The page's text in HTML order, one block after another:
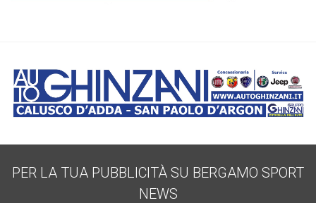
PER LA TUA PUBBLICITÀ SU BERGAMO SPORT
NEWS